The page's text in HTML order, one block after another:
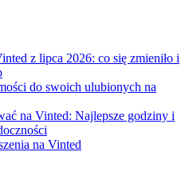
z lipca 2026: co się zmieniło i
do swoich ulubionych na
na Vinted: Najlepsze godziny i
na Vinted